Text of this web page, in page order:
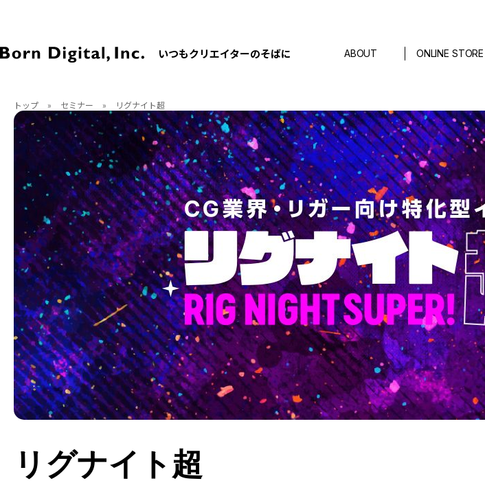
いつもクリエイターのそばに ABOUT ONLINE STORE
トップ » セミナー » リグナイト超
リグナイト超